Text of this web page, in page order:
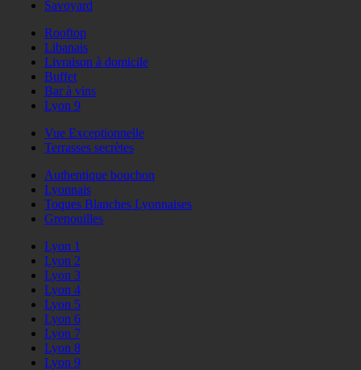
Savoyard
Rooftop
Libanais
Livraison à domicile
Buffet
Bar à vins
Lyon 9
Vue Exceptionnelle
Terrasses secrètes
Authentique bouchon
Lyonnais
Toques Blanches Lyonnaises
Grenouilles
Lyon 1
Lyon 2
Lyon 3
Lyon 4
Lyon 5
Lyon 6
Lyon 7
Lyon 8
Lyon 9